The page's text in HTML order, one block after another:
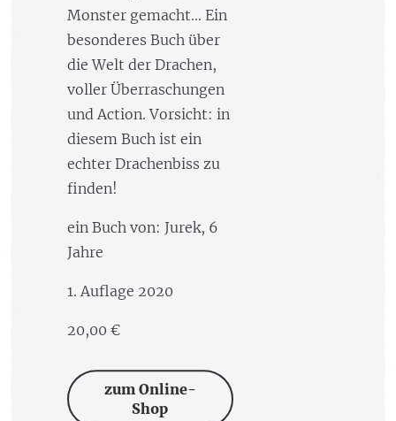
Monster gemacht... Ein
besonderes Buch über
die Welt der Drachen,
voller Überraschungen
und Action. Vorsicht: in
diesem Buch ist ein
echter Drachenbiss zu
finden!
ein Buch von: Jurek, 6
Jahre
1. Auflage 2020
20,00 €
zum Online-
Shop